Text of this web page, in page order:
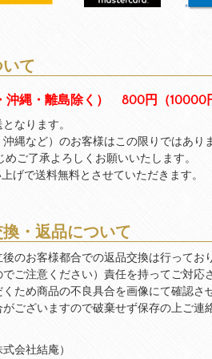
て
沖縄・離島除く） 800円（10000
なります。
縄など）のお客様はこの限りではあ
ご了承よろしくお願いいたします。
げで送料無料とさせていただきます。
・返品について
のお客様都合での返品交換は行って
でご注意ください）責任を持ってご対
ため商品の不良具合を画像にて確認
ございますので破棄せず保存の上ご連
会社結庵）